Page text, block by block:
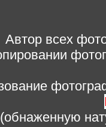
Автор всех